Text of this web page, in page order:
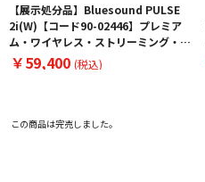
【展示処分品】Bluesound PULSE
2i(W)【コード90-02446】プレミア
ム・ワイヤレス・ストリーミング・ス
ピーカー
￥59,400 (税込)
この商品は完売しました。